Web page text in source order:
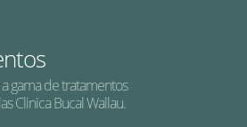
gama de tratamentos
Clinica Bucal Wallau.